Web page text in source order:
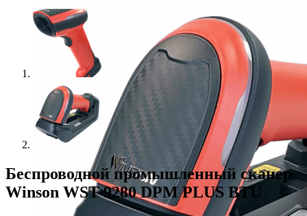
Беспроводной промышленный cканер
Winson WST-9280 DPM PLUS BTU